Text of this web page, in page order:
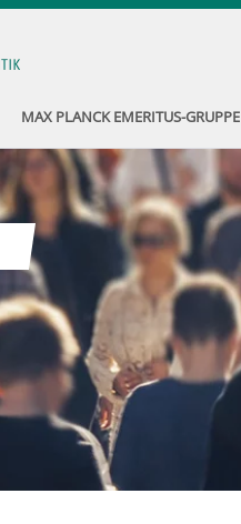
MAX PLANCK EMERITUS-GRUPPE